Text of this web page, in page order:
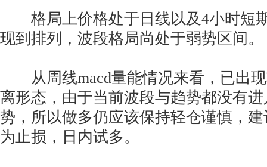
格局上价格处于日线以及4小时短
现到排列，波段格局尚处于弱势区间。
从周线macd量能情况来看，已出现
离形态，由于当前波段与趋势都没有
势，所以做多仍应该保持轻仓谨慎，
为止损，日内试多。